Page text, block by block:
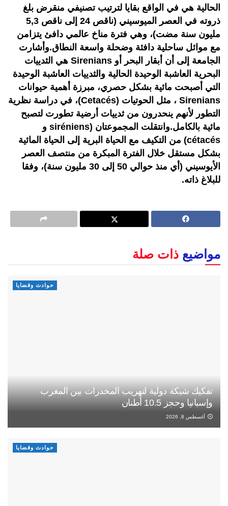
الحالية هي في الواقع بقايا لترتيب تصنيفي منقرض بلغ
ذروته في العصر الميوسيني (ناقص 24 إلى ناقص 5,3
مليون سنة مضت)، وهي فترة مناخ عالمي دافئ يتزامن
مع موائل ساحلية دافئة وضحلة واسعة النطاق.وأشارت
الجامعة إلى أن أبقار البحر أو Sirenians هي الثدييات
البحرية العاشبة الوحيدة الحالية والثدييات العاشبة الوحيدة
التي أصبحت مائية بشكل حصري، مبرزة أهمية حيوانات
Sirenians ، مثل الحوتيات (Cetacés)، في دراسة نظرية
التطور لأنهم ينحدرون من ثدييات أرضية تطورت لتصبح
مائية بالكامل.وانتقلت المجموعتان (siréniens و
cétacés) من التكيف مع الحياة البرية إلى الحياة المائية
بشكل مستقل خلال الفترة المبكرة من منتصف العصر
الأيوسيني (أي منذ حوالي 50 إلى 30 مليون سنة)، وفقا
للبلاغ ذاته.
مواضيع ذات صلة
حوادث وقضايا
تفكيك شبكة دولية لتهريب المخدرات بين المغرب
وإسبانيا وحجز 10.5 أطنان
أغسطس 8, 2026
حوادث وقضايا